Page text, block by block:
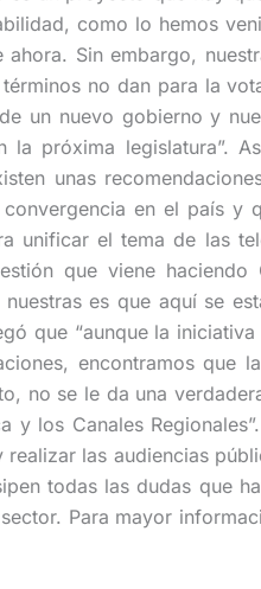
como lo hemos
ahora. Sin embargo,
no dan para la
un nuevo gobierno y
la próxima legislatura”.
unas
en el país y
unificar el tema de las
que viene
nuestras es que aquí se
que “aunque la
encontramos que
no se le da una
los Canales
las audiencias
todas las dudas que
Para mayor